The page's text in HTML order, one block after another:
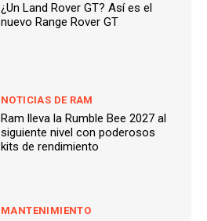
¿Un Land Rover GT? Así es el
nuevo Range Rover GT
NOTICIAS DE RAM
Ram lleva la Rumble Bee 2027 al
siguiente nivel con poderosos
kits de rendimiento
MANTENIMIENTO